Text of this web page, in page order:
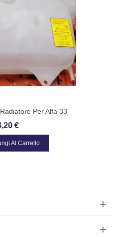
Per Alfa 33
Romeo 60546672)
€
Al Carrello